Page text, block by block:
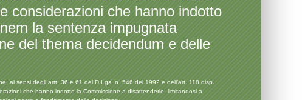
considerazioni che hanno indotto
la sentenza impugnata
del thema decidendum e delle
ai sensi degli artt. 36 e 61 del D.Lgs. n. 546 del 1992 e dell’art. 118 disp.
che hanno indotto la Commissione a disattenderle, limitandosi a